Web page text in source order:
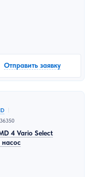
Отправить заявку
4 Vario Select